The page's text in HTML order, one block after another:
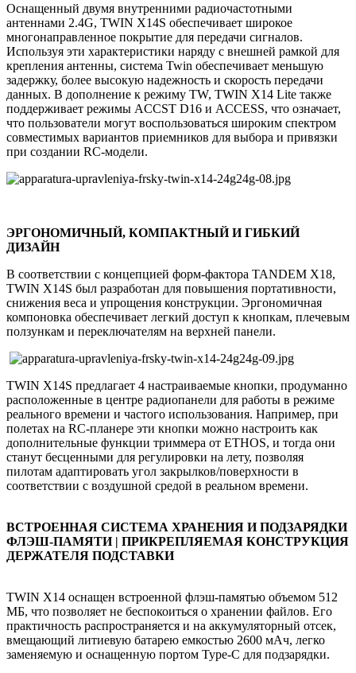
Оснащенный двумя внутренними радиочастотными
антеннами 2.4G, TWIN X14S обеспечивает широкое
многонаправленное покрытие для передачи сигналов.
Используя эти характеристики наряду с внешней рамкой для
крепления антенны, система Twin обеспечивает меньшую
задержку, более высокую надежность и скорость передачи
данных. В дополнение к режиму TW, TWIN X14 Lite также
поддерживает режимы ACCST D16 и ACCESS, что означает,
что пользователи могут воспользоваться широким спектром
совместимых вариантов приемников для выбора и привязки
при создании RC-модели.
ЭРГОНОМИЧНЫЙ, КОМПАКТНЫЙ И ГИБКИЙ
ДИЗАЙН
В соответствии с концепцией форм-фактора TANDEM X18,
TWIN X14S был разработан для повышения портативности,
снижения веса и упрощения конструкции. Эргономичная
компоновка обеспечивает легкий доступ к кнопкам, плечевым
ползункам и переключателям на верхней панели.
TWIN X14S предлагает 4 настраиваемые кнопки, продуманно
расположенные в центре радиопанели для работы в режиме
реального времени и частого использования. Например, при
полетах на RC-планере эти кнопки можно настроить как
дополнительные функции триммера от ETHOS, и тогда они
станут бесценными для регулировки на лету, позволяя
пилотам адаптировать угол закрылков/поверхности в
соответствии с воздушной средой в реальном времени.
ВСТРОЕННАЯ СИСТЕМА ХРАНЕНИЯ И ПОДЗАРЯДКИ
ФЛЭШ-ПАМЯТИ | ПРИКРЕПЛЯЕМАЯ КОНСТРУКЦИЯ
ДЕРЖАТЕЛЯ ПОДСТАВКИ
TWIN X14 оснащен встроенной флэш-памятью объемом 512
МБ, что позволяет не беспокоиться о хранении файлов. Его
практичность распространяется и на аккумуляторный отсек,
вмещающий литиевую батарею емкостью 2600 мАч, легко
заменяемую и оснащенную портом Type-C для подзарядки.